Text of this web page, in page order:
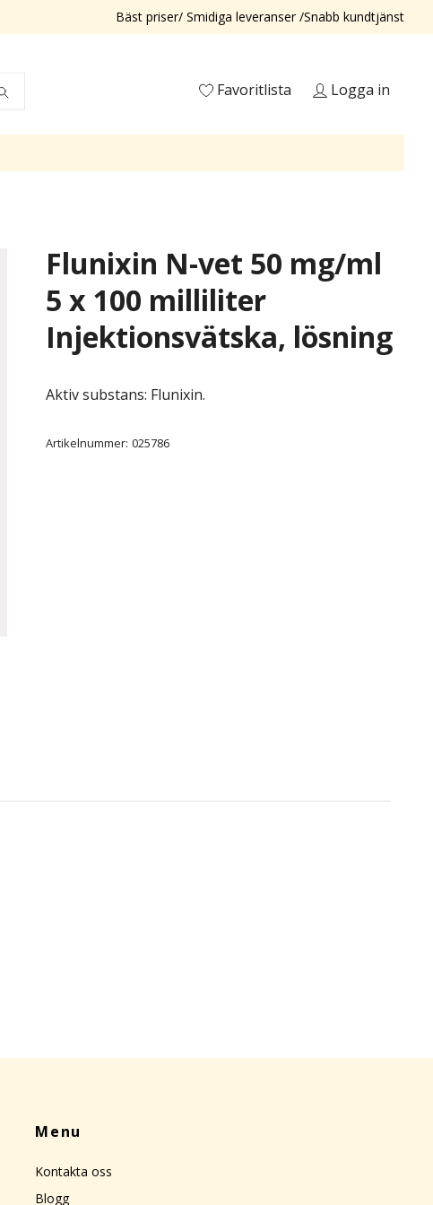
Bäst priser/ Smidiga leveranser /Snabb kundtjänst
Favoritlista Logga in
Flunixin N-vet 50 mg/ml
5 x 100 milliliter
Injektionsvätska, lösning
Aktiv substans: Flunixin.
Artikelnummer: 025786
Menu
Kontakta oss
Blogg